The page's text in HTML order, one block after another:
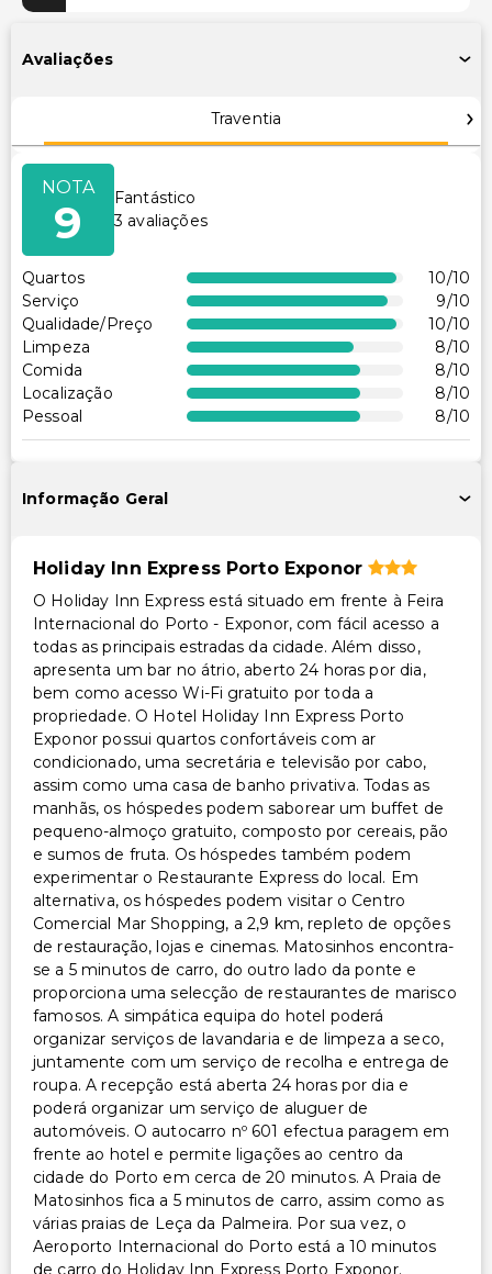
Estacionamento acessível para cadeira de rodas
Cofre na recepção
Equipa multilíngue
Avaliações
Traventia
NOTA
9
Fantástico
3 avaliações
Quartos 10/10
Serviço
9/10
Qualidade/Preço
10/10
Limpeza
8/10
Comida
8/10
Localização
8/10
Pessoal
8/10
Informação Geral
Holiday Inn Express Porto Exponor
O Holiday Inn Express está situado em frente à Feira
Internacional do Porto - Exponor, com fácil acesso a
todas as principais estradas da cidade. Além disso,
apresenta um bar no átrio, aberto 24 horas por dia,
bem como acesso Wi-Fi gratuito por toda a
propriedade. O Hotel Holiday Inn Express Porto
Exponor possui quartos confortáveis com ar
condicionado, uma secretária e televisão por cabo,
assim como uma casa de banho privativa. Todas as
manhãs, os hóspedes podem saborear um buffet de
pequeno-almoço gratuito, composto por cereais, pão
e sumos de fruta. Os hóspedes também podem
experimentar o Restaurante Express do local. Em
alternativa, os hóspedes podem visitar o Centro
Comercial Mar Shopping, a 2,9 km, repleto de opções
de restauração, lojas e cinemas. Matosinhos encontra-
se a 5 minutos de carro, do outro lado da ponte e
proporciona uma selecção de restaurantes de marisco
famosos. A simpática equipa do hotel poderá
organizar serviços de lavandaria e de limpeza a seco,
juntamente com um serviço de recolha e entrega de
roupa. A recepção está aberta 24 horas por dia e
poderá organizar um serviço de aluguer de
automóveis. O autocarro nº 601 efectua paragem em
frente ao hotel e permite ligações ao centro da
cidade do Porto em cerca de 20 minutos. A Praia de
Matosinhos fica a 5 minutos de carro, assim como as
várias praias de Leça da Palmeira. Por sua vez, o
Aeroporto Internacional do Porto está a 10 minutos
de carro do Holiday Inn Express Porto Exponor.